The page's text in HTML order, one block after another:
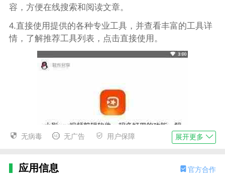
容，方便在线搜索和阅读文章。
4.直接使用提供的各种专业工具，并查看丰富的工具详
情，了解推荐工具列表，点击直接使用。
无病毒 无广告 用户保障 展开更多
应用信息 官方合作